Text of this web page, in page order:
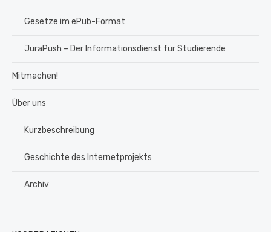
Gesetze im ePub-Format
JuraPush – Der Informationsdienst für Studierende
Mitmachen!
Über uns
Kurzbeschreibung
Geschichte des Internetprojekts
Archiv